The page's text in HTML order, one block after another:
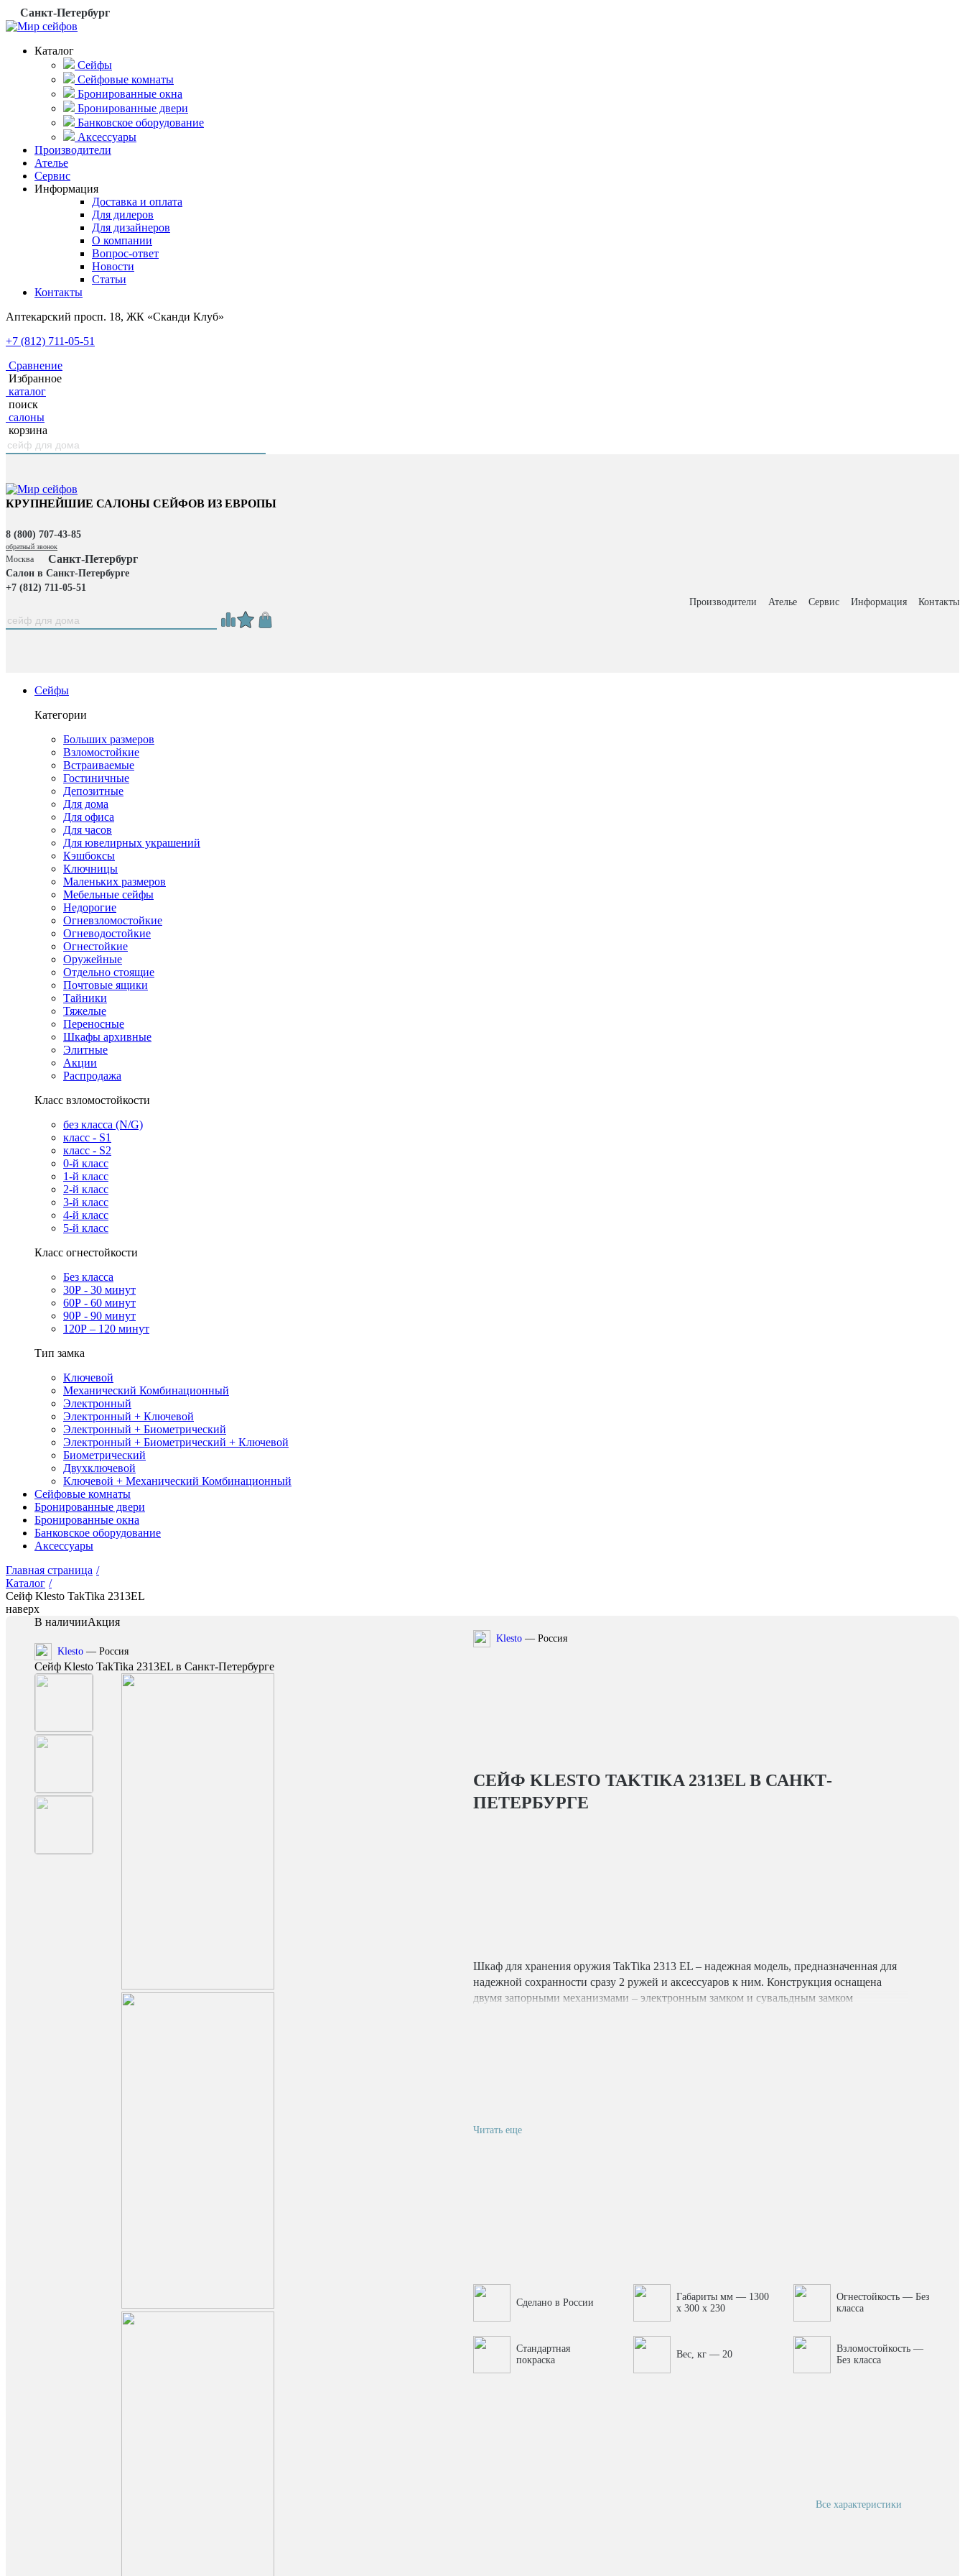
Санкт-Петербург
Каталог
Сейфы
Сейфовые комнаты
Бронированные окна
Бронированные двери
Банковское оборудование
Аксессуары
Производители
Ателье
Сервис
Информация
Доставка и оплата
Для дилеров
Для дизайнеров
О компании
Вопрос-ответ
Новости
Статьи
Контакты
Аптекарский просп. 18, ЖК «Сканди Клуб»
+7 (812) 711-05-51
Сравнение
Избранное
каталог
поиск
салоны
корзина
КРУПНЕЙШИЕ САЛОНЫ СЕЙФОВ ИЗ ЕВРОПЫ
8 (800) 707-43-85
обратный звонок
Москва Санкт-Петербург
Салон в Санкт-Петербурге
+7 (812) 711-05-51
Производители
Ателье Сервис Информация Контакты
Сейфы
Категории
Больших размеров
Взломостойкие
Встраиваемые
Гостиничные
Депозитные
Для дома
Для офиса
Для часов
Для ювелирных украшений
Кэшбоксы
Ключницы
Маленьких размеров
Мебельные сейфы
Недорогие
Огневзломостойкие
Огневодостойкие
Огнестойкие
Оружейные
Отдельно стоящие
Почтовые ящики
Тайники
Тяжелые
Переносные
Шкафы архивные
Элитные
Акции
Распродажа
Класс взломостойкости
без класса (N/G)
класс - S1
класс - S2
0-й класс
1-й класс
2-й класс
3-й класс
4-й класс
5-й класс
Класс огнестойкости
Без класса
30Р - 30 минут
60Р - 60 минут
90Р - 90 минут
120Р – 120 минут
Тип замка
Ключевой
Механический Комбинационный
Электронный
Электронный + Ключевой
Электронный + Биометрический
Электронный + Биометрический + Ключевой
Биометрический
Двухключевой
Ключевой + Механический Комбинационный
Сейфовые комнаты
Бронированные двери
Бронированные окна
Банковское оборудование
Аксессуары
Главная страница /
Каталог /
Сейф Klesto TakTika 2313EL
наверх
В наличииАкция
Klesto — Россия
Сейф Klesto TakTika 2313EL в Санкт-Петербурге
Klesto — Россия
СЕЙФ KLESTO TAKTIKA 2313EL В САНКТ-
ПЕТЕРБУРГЕ
Шкаф для хранения оружия TakTika 2313 EL – надежная модель, предназначенная для
надежной сохранности сразу 2 ружей и аксессуаров к ним. Конструкция оснащена
двумя запорными механизмами – электронным замком и сувальдным замком
шкафу есть прорезиненные ложементы, позволяющие надежно и неподвижно
полностью соответствует требованиям действующего законодательства.
Читать еще
Сделано в России
Габариты мм — 1300
x 300 x 230
Огнестойкость — Без
класса
Стандартная
покраска
Вес, кг — 20
Взломостойкость —
Без класса
Все характеристики